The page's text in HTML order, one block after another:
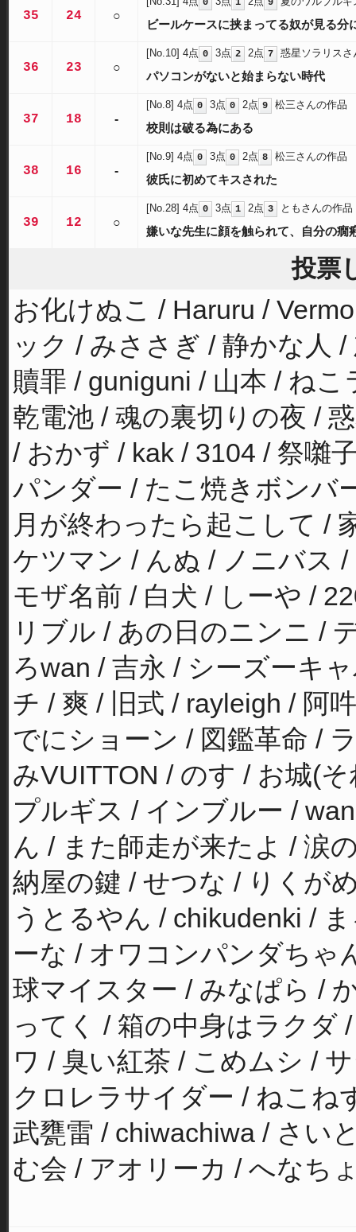
35 24 ○
0 1 9
ビールケースに挟まってる奴が見る分
36 23 ○
[No.10] 4点 0 3点 2 2点 7 惑星ソラリスさ
パソコンがないと始まらない時代
37 18 -
[No.8] 4点 0 3点 0 2点 9 松三さんの作品
校則は破る為にある
38 16 -
[No.9] 4点 0 3点 0 2点 8 松三さんの作品
彼氏に初めてキスされた
39 12 ○
[No.28] 4点 0 3点 1 2点 3 ともさんの作品
嫌いな先生に顔を触られて、自分の癇
投票
お化けぬこ / Haruru /
ック / みささぎ / 静かな人
贖罪 / guniguni / 山本 / ね
乾電池 / 魂の裏切りの夜 /
/ おかず / kak / 3104 / 祭囃
パンダー / たこ焼きボンバ
月が終わったら起こして /
ケツマン / んぬ / ノニバス
モザ名前 / 白犬 / しーや /
リブル / あの日のニンニ /
ろwan / 吉永 / シーズーキ
チ / 爽 / 旧式 / rayleigh / 阿
でにショーン / 図鑑革命 /
みVUITTON / のす / お城(
プルギス / インブルー /
ん / また師走が来たよ / 涙
納屋の鍵 / せつな / りくが
うとるやん / chikudenki /
ーな / オワコンパンダちゃ
球マイスター / みなぱら /
ってく / 箱の中身はラクダ
ワ / 臭い紅茶 / こめムシ /
クロレラサイダー / ねこね
武甕雷 / chiwachiwa / さい
む会 / アオリーカ / へなち